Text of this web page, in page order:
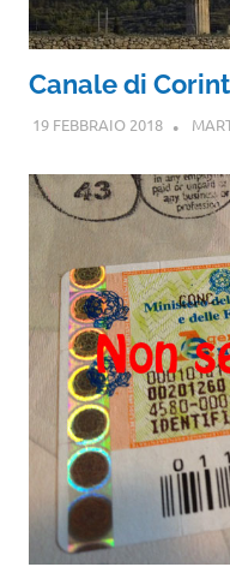
Canale di
19 FEBBRAIO 2018